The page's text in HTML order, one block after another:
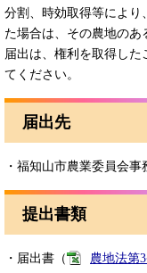
分割、時効取得等により
た場合は、その農地のあ
届出は、権利を取得した
てください。
届出先
・福知山市農業委員会事
提出書類
・届出書（
農地法第